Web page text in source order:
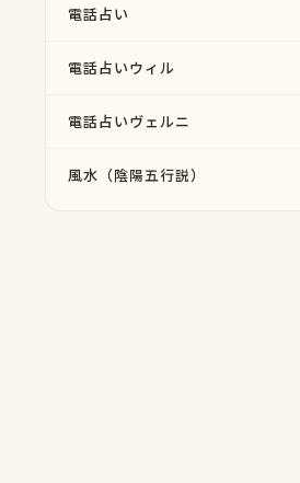
電話占い
電話占いウィル
電話占いヴェルニ
風水（陰陽五行説）